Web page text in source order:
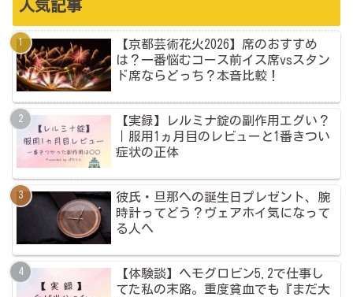
人気記事
【京都芸術花火2026】席のおすすめ
は？一番悩むコース前イス席vsスタン
ド席ならどっち？本音比較！
【実録】レルミナ錠の副作用エグい？
｜服用1ヵ月目のレビューと1番きつい
症状の正体
彼氏・旦那への誕生日プレゼント、腕
時計ってどう？ヴェアホイ気になって
る人へ
【体験談】ヘモグロビン5.2で仕事し
てた私の末路。重度貧血でも『まだ大